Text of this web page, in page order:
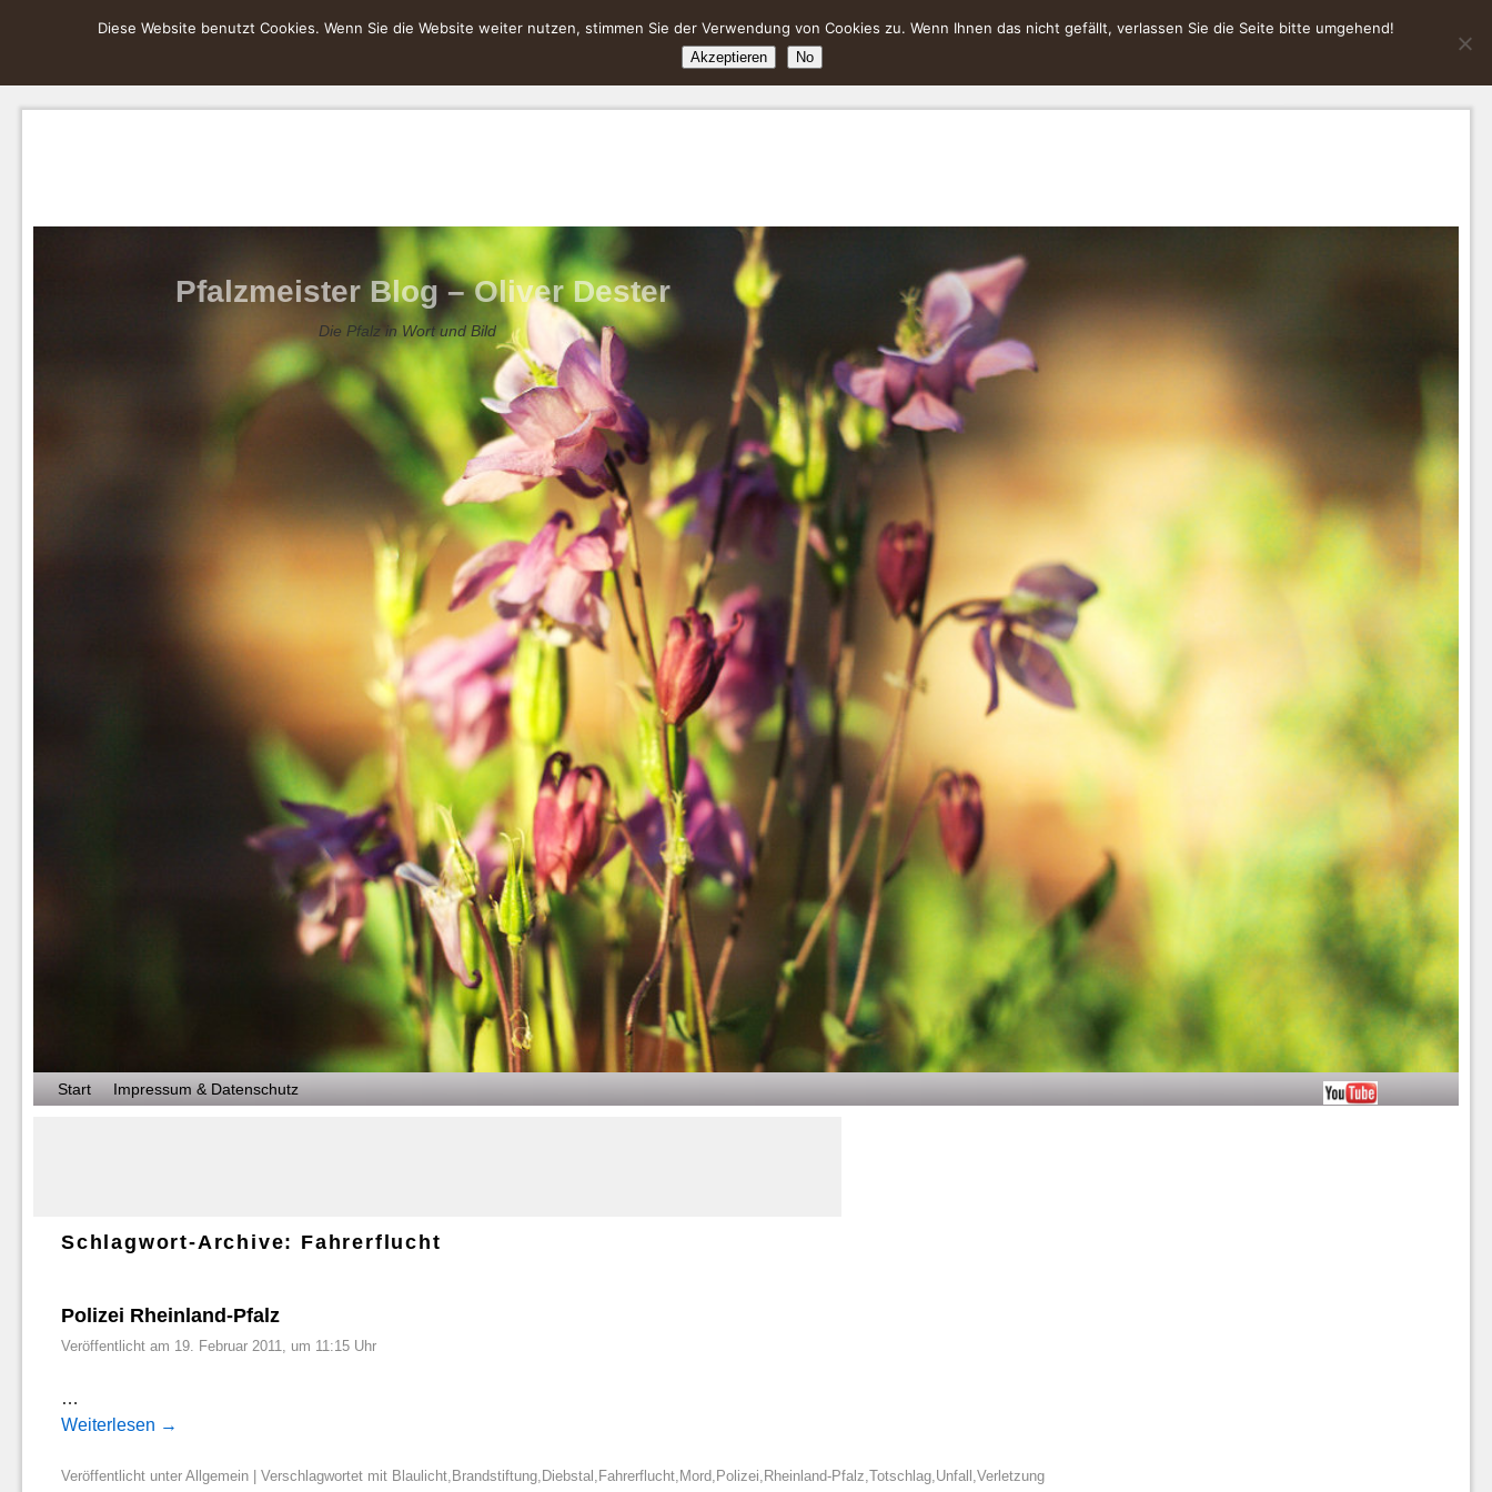
Pfalzmeister Blog – Oliver Dester
Die Pfalz in Wort und Bild
Zum Inhalt wechseln
Zum sekundären Inhalt wechseln
Start Impressum & Datenschutz
Schlagwort-Archive: Fahrerflucht
Polizei Rheinland-Pfalz
Veröffentlicht am 19. Februar 2011, um 11:15 Uhr
…
Weiterlesen →
Veröffentlicht unter Allgemein Verschlagwortet mit Blaulicht, Brandstiftung, Diebstal , Fahrerflucht, Mord, Polizei, Rheinland-Pfalz,Totschlag,Unfall ,Verletzung
Diese Website benutzt Cookies. Wenn Sie die Website weiter nutzen, stimmen Sie der Verwendung von Cookies zu. Wenn Ihnen das nicht gefällt, verlassen Sie die Seite bitte umgehend!
Akzeptieren No